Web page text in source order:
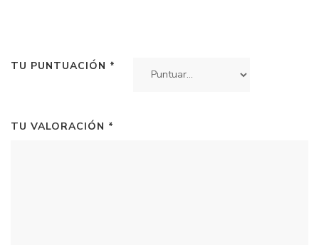
TU PUNTUACIÓN *
TU VALORACIÓN *